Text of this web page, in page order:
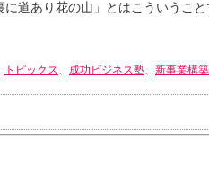
に道あり花の山」とはこういうこと
トピックス、 成功ビジネス塾、 新事業構